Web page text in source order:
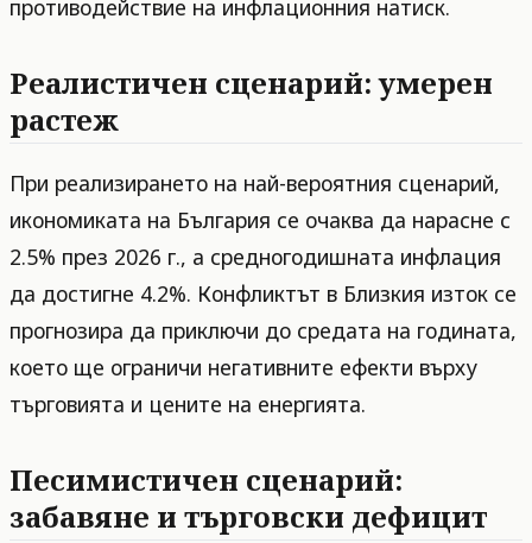
противодействие на инфлационния натиск.
Реалистичен сценарий: умерен
растеж
При реализирането на най-вероятния сценарий,
икономиката на България се очаква да нарасне с
2.5% през 2026 г., а средногодишната инфлация
да достигне 4.2%. Конфликтът в Близкия изток се
прогнозира да приключи до средата на годината,
което ще ограничи негативните ефекти върху
търговията и цените на енергията.
Песимистичен сценарий:
забавяне и търговски дефицит